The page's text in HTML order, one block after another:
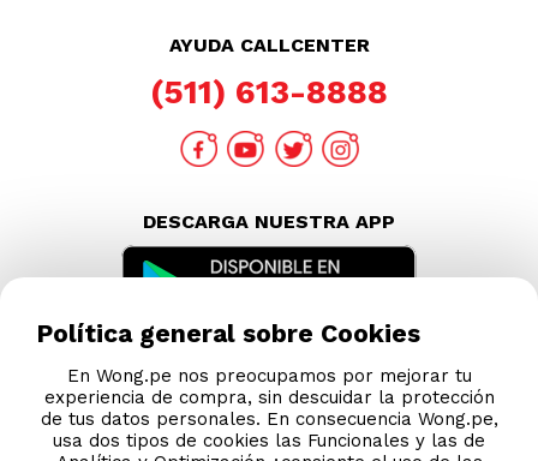
AYUDA CALLCENTER
(511) 613-8888
DESCARGA NUESTRA APP
Política general sobre Cookies
En Wong.pe nos preocupamos por mejorar tu
experiencia de compra, sin descuidar la protección
de tus datos personales. En consecuencia Wong.pe,
usa dos tipos de cookies las Funcionales y las de